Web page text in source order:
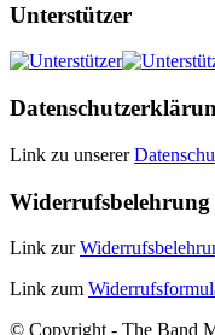
Unterstützer
Link zu unserer
Link zur
Link zum
© Copyright - The Band